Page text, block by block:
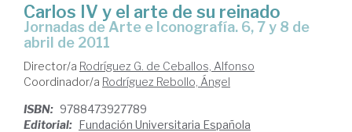
Carlos IV y el arte de su reinado
Jornadas de Arte e Iconografía. 6, 7 y 8 de
abril de 2011
Director/a Rodríguez G. de Ceballos, Alfonso
Coordinador/a Rodríguez Rebollo, Ángel
ISBN: 9788473927789
Editorial: Fundación Universitaria Española